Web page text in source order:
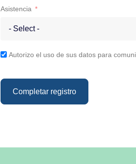
Asistencia
Autorizo el uso de sus datos para
Completar registro